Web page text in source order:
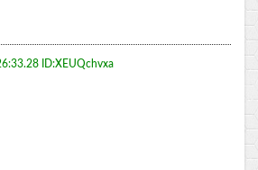
ID:XEUQchvxa